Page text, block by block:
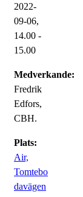
2022-
09-06,
14.00 -
15.00
Medverkande:
Fredrik
Edfors,
CBH.
Plats:
Air,
Tomtebo
davägen